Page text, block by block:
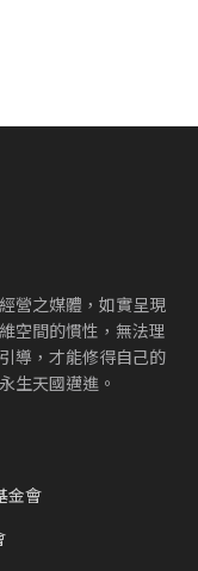
營之媒體，如實呈現
空間的慣性，無法理
導，才能修得自己的
生天國邁進。
金會